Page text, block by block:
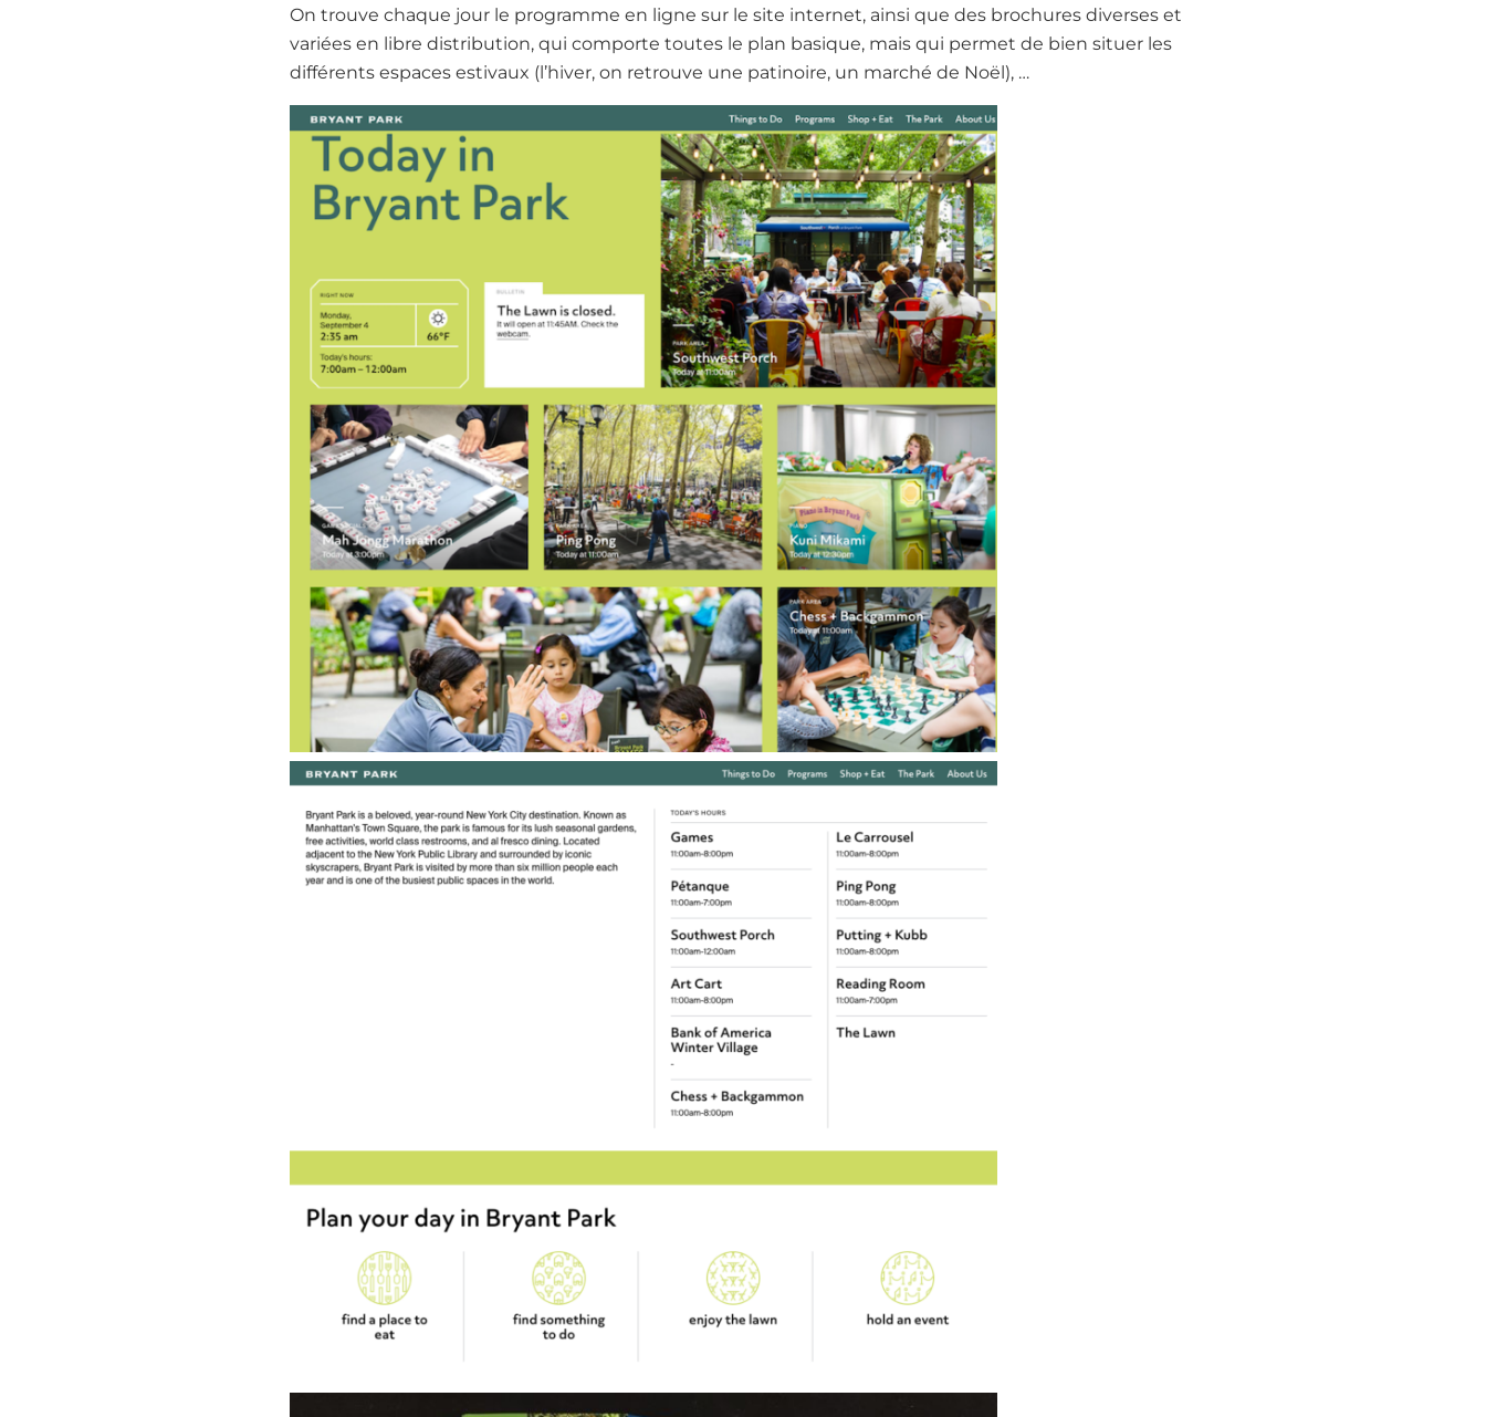
On trouve chaque jour le programme en ligne sur le site internet, ainsi que des brochures diverses et
variées en libre distribution, qui comporte toutes le plan basique, mais qui permet de bien situer les
différents espaces estivaux (l’hiver, on retrouve une patinoire, un marché de Noël), …